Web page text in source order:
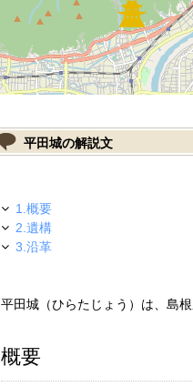
平田城の解説文
1.概要
2.遺構
3.沿革
平田城（ひらたじょう）は、島
概要